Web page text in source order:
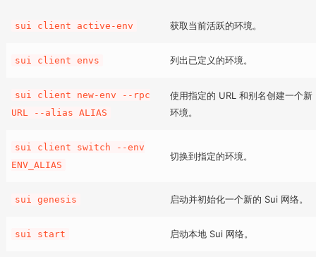
sui client active-env 获取当前活跃的环境。
sui client envs 列出已定义的环境。
sui client new-env --rpc
URL --alias ALIAS
使用指定的 URL 和别名创建一个新
环境。
sui client switch --env
ENV_ALIAS
切换到指定的环境。
sui genesis 启动并初始化一个新的 Sui 网络。
sui start 启动本地 Sui 网络。